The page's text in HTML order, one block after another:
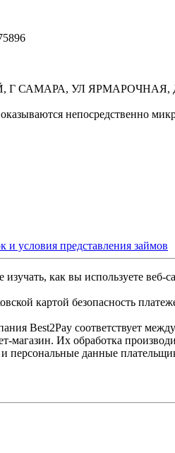
Г САМАРА, УЛ ЯРМАРОЧНАЯ,
непосредственно
и условия представления займов
как вы используете веб-
картой безопасность
Best2Pay соответствует
Их обработка
персональные данные